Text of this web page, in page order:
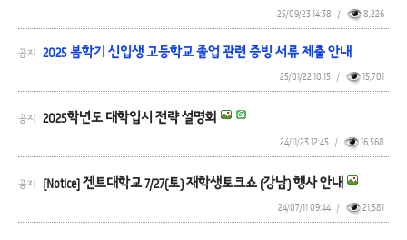
25/09/23 14:38 / 8,226
공지 2025 봄학기 신입생 고등학교 졸업 관련 증빙 서류 제출 안내
25/01/22 10:15 / 15,701
공지 2025학년도 대학입시 전략 설명회
24/11/23 12:45 / 16,568
공지 [Notice] 겐트대학교 7/27(토) 재학생토크쇼 (강남) 행사 안내
24/07/11 09:44 / 21,581